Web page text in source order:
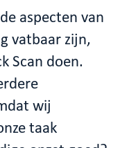
aspecten van
vatbaar zijn,
Scan doen.
wij
taak